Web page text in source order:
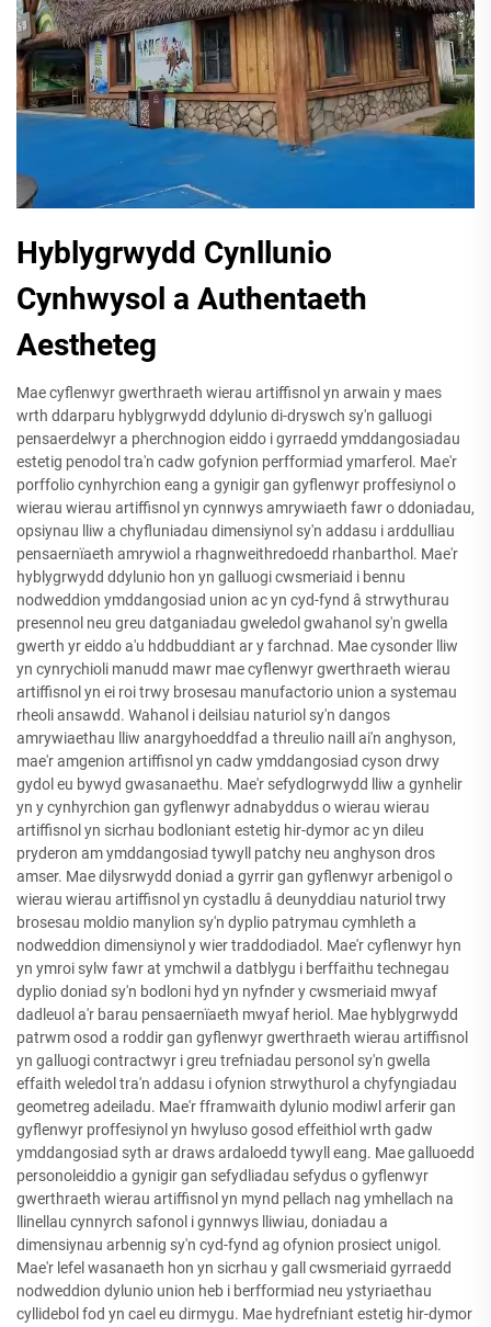
Hyblygrwydd Cynllunio
Cynhwysol a Authentaeth
Aestheteg
Mae cyflenwyr gwerthraeth wierau artiffisnol yn arwain y maes
wrth ddarparu hyblygrwydd ddylunio di-dryswch sy'n galluogi
pensaerdelwyr a pherchnogion eiddo i gyrraedd ymddangosiadau
estetig penodol tra'n cadw gofynion perfformiad ymarferol. Mae'r
porffolio cynhyrchion eang a gynigir gan gyflenwyr proffesiynol o
wierau wierau artiffisnol yn cynnwys amrywiaeth fawr o ddoniadau,
opsiynau lliw a chyfluniadau dimensiynol sy'n addasu i arddulliau
pensaernïaeth amrywiol a rhagnweithredoedd rhanbarthol. Mae'r
hyblygrwydd ddylunio hon yn galluogi cwsmeriaid i bennu
nodweddion ymddangosiad union ac yn cyd-fynd â strwythurau
presennol neu greu datganiadau gweledol gwahanol sy'n gwella
gwerth yr eiddo a'u hddbuddiant ar y farchnad. Mae cysonder lliw
yn cynrychioli manudd mawr mae cyflenwyr gwerthraeth wierau
artiffisnol yn ei roi trwy brosesau manufactorio union a systemau
rheoli ansawdd. Wahanol i deilsiau naturiol sy'n dangos
amrywiaethau lliw anargyhoeddfad a threulio naill ai'n anghyson,
mae'r amgenion artiffisnol yn cadw ymddangosiad cyson drwy
gydol eu bywyd gwasanaethu. Mae'r sefydlogrwydd lliw a gynhelir
yn y cynhyrchion gan gyflenwyr adnabyddus o wierau wierau
artiffisnol yn sicrhau bodloniant estetig hir-dymor ac yn dileu
pryderon am ymddangosiad tywyll patchy neu anghyson dros
amser. Mae dilysrwydd doniad a gyrrir gan gyflenwyr arbenigol o
wierau wierau artiffisnol yn cystadlu â deunyddiau naturiol trwy
brosesau moldio manylion sy'n dyplio patrymau cymhleth a
nodweddion dimensiynol y wier traddodiadol. Mae'r cyflenwyr hyn
yn ymroi sylw fawr at ymchwil a datblygu i berffaithu technegau
dyplio doniad sy'n bodloni hyd yn nyfnder y cwsmeriaid mwyaf
dadleuol a'r barau pensaernïaeth mwyaf heriol. Mae hyblygrwydd
patrwm osod a roddir gan gyflenwyr gwerthraeth wierau artiffisnol
yn galluogi contractwyr i greu trefniadau personol sy'n gwella
effaith weledol tra'n addasu i ofynion strwythurol a chyfyngiadau
geometreg adeiladu. Mae'r fframwaith dylunio modiwl arferir gan
gyflenwyr proffesiynol yn hwyluso gosod effeithiol wrth gadw
ymddangosiad syth ar draws ardaloedd tywyll eang. Mae galluoedd
personoleiddio a gynigir gan sefydliadau sefydus o gyflenwyr
gwerthraeth wierau artiffisnol yn mynd pellach nag ymhellach na
llinellau cynnyrch safonol i gynnwys lliwiau, doniadau a
dimensiynau arbennig sy'n cyd-fynd ag ofynion prosiect unigol.
Mae'r lefel wasanaeth hon yn sicrhau y gall cwsmeriaid gyrraedd
nodweddion dylunio union heb i berfformiad neu ystyriaethau
cyllidebol fod yn cael eu dirmygu. Mae hydrefniant estetig hir-dymor